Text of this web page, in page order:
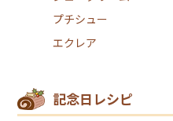
プチシュー
エクレア
記念日レシピ